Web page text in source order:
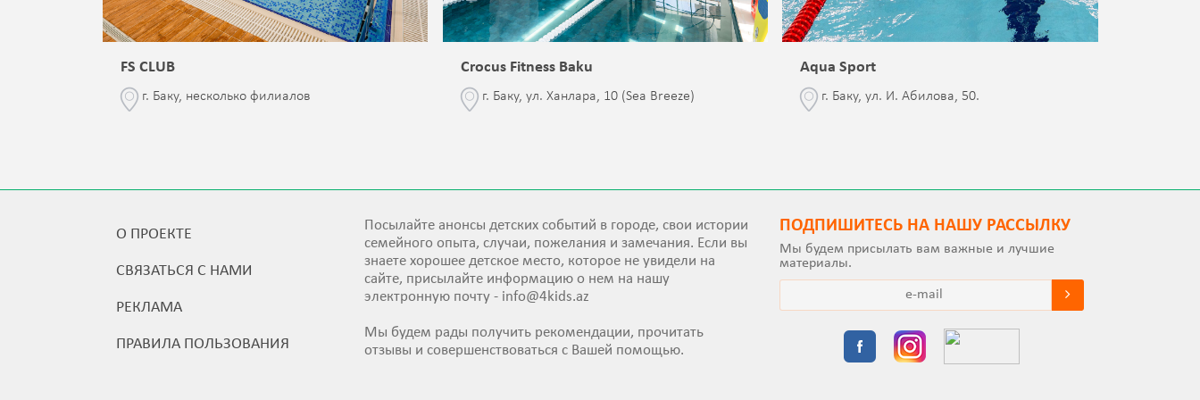
FS CLUB
г. Баку, несколько филиалов
Crocus Fitness Baku
г. Баку, ул. Ханлара, 10 (Sea Breeze)
Aqua Sport
г. Баку, ул. И. Абилова, 50.
О ПРОЕКТЕ
СВЯЗАТЬСЯ С НАМИ
РЕКЛАМА
ПРАВИЛА ПОЛЬЗОВАНИЯ
Посылайте анонсы детских событий в городе, свои истории
семейного опыта, случаи, пожелания и замечания. Если вы
знаете хорошее детское место, которое не увидели на
сайте, присылайте информацию о нем на нашу
электронную почту - info@4kids.az
Мы будем рады получить рекомендации, прочитать
отзывы и совершенствоваться с Вашей помощью.
ПОДПИШИТEСЬ НА НАШУ РАССЫЛКУ
Мы будем присылать вам важные и лучшие
материалы.